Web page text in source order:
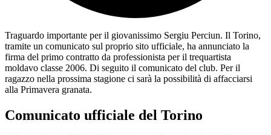
Traguardo importante per il giovanissimo Sergiu Perciun. Il Torino,
tramite un comunicato sul proprio sito ufficiale, ha annunciato la
firma del primo contratto da professionista per il trequartista
moldavo classe 2006. Di seguito il comunicato del club. Per il
ragazzo nella prossima stagione ci sarà la possibilità di affacciarsi
alla Primavera granata.
Comunicato ufficiale del Torino